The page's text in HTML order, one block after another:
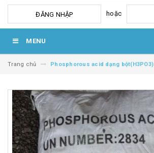
ĐĂNG NHẬP hoặc
MENU
Trang chủ Phosphorous acid dạng bột(H3PO3)